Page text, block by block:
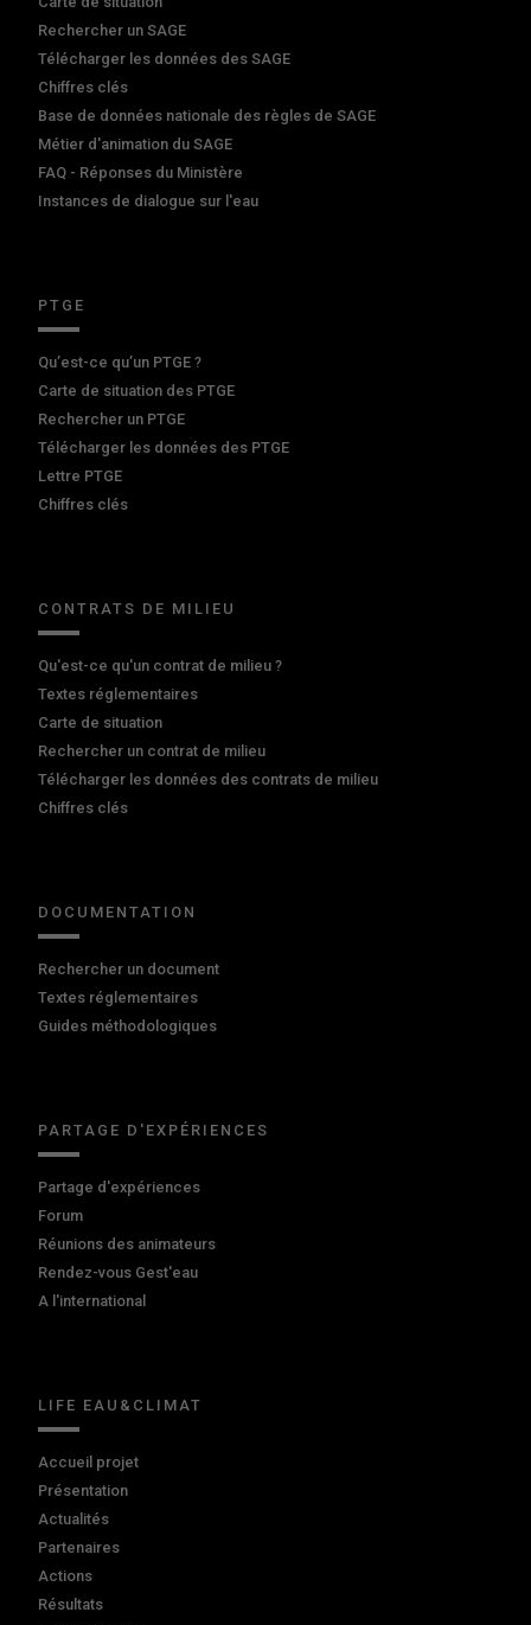
Rechercher un SAGE
Télécharger les données des SAGE
Chiffres clés
Base de données nationale des règles de SAGE
Métier d'animation du SAGE
FAQ - Réponses du Ministère
Instances de dialogue sur l'eau
PTGE
Qu’est-ce qu’un PTGE ?
Carte de situation des PTGE
Rechercher un PTGE
Télécharger les données des PTGE
Lettre PTGE
Chiffres clés
CONTRATS DE MILIEU
Qu'est-ce qu'un contrat de milieu ?
Textes réglementaires
Carte de situation
Rechercher un contrat de milieu
Télécharger les données des contrats de milieu
Chiffres clés
DOCUMENTATION
Rechercher un document
Textes réglementaires
Guides méthodologiques
PARTAGE D'EXPÉRIENCES
Partage d'expériences
Forum
Réunions des animateurs
Rendez-vous Gest'eau
A l'international
LIFE EAU&CLIMAT
Accueil projet
Présentation
Actualités
Partenaires
Actions
Résultats